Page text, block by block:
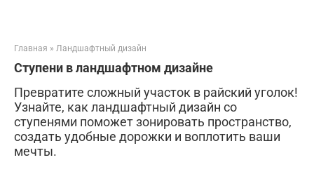
Главная » Ландшафтный дизайн
Ступени в ландшафтном дизайне
Превратите сложный участок в райский уголок!
Узнайте, как ландшафтный дизайн со
ступенями поможет зонировать пространство,
создать удобные дорожки и воплотить ваши
мечты.